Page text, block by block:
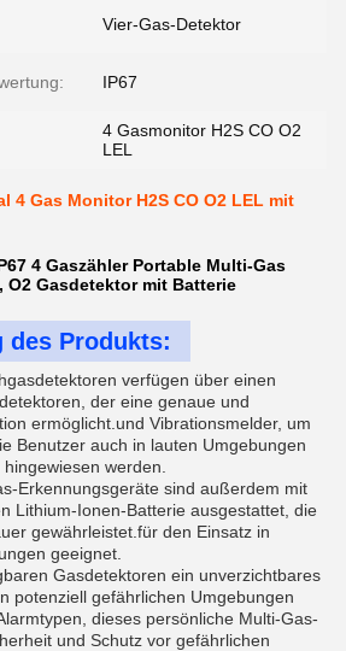
Vier-Gas-Detektor
IP67
4 Gasmonitor H2S CO O2
LEL
4 Gas Monitor H2S CO O2 LEL mit
4 Gaszähler Portable Multi-Gas
O2 Gasdetektor mit Batterie
des Produkts:
verfügen über einen
der eine genaue und
ermöglicht.und Vibrationsmelder, um
Benutzer auch in lauten Umgebungen
werden.
Erkennungsgeräte sind außerdem mit
Lithium-Ionen-Batterie ausgestattet, die
gewährleistet.für den Einsatz in
geeignet.
Gasdetektoren ein unverzichtbares
potenziell gefährlichen Umgebungen
dieses persönliche Multi-Gas-
und Schutz vor gefährlichen